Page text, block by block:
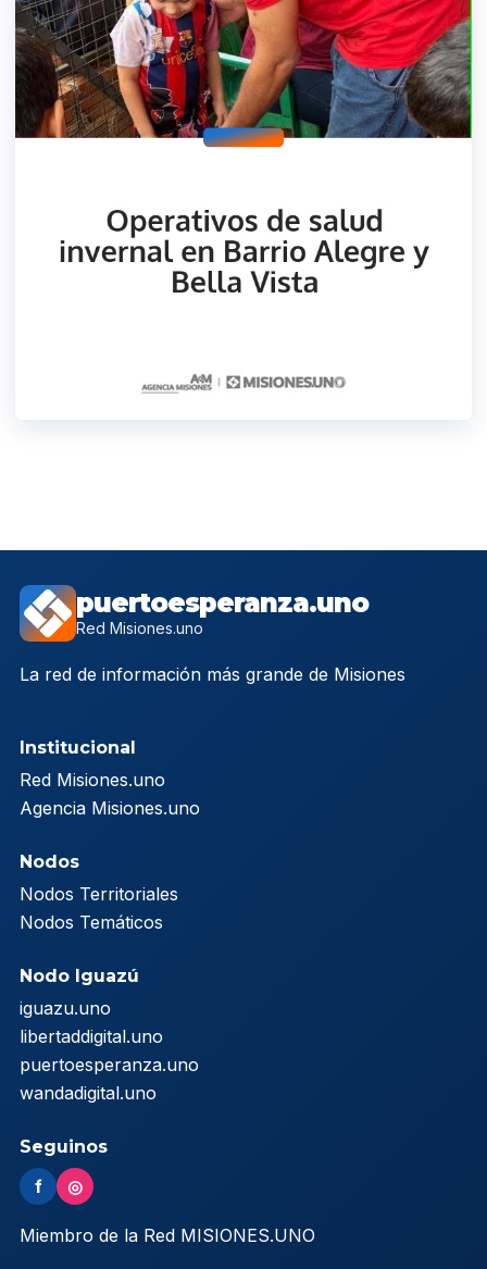
puertoesperanza.uno
Red Misiones.uno
La red de información más grande de Misiones
Institucional
Red Misiones.uno
Agencia Misiones.uno
Nodos
Nodos Territoriales
Nodos Temáticos
Nodo Iguazú
iguazu.uno
libertaddigital.uno
puertoesperanza.uno
wandadigital.uno
Seguinos
f ◎
Miembro de la Red MISIONES.UNO